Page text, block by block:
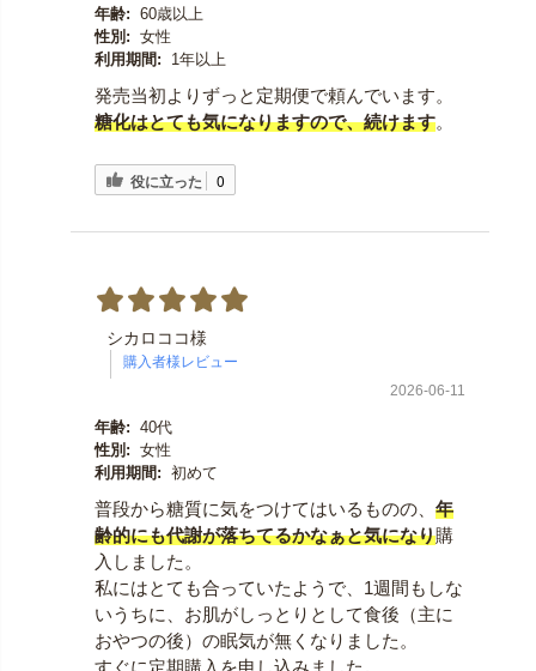
年齢: 60歳以上
性別: 女性
利用期間:
1年以上
発売当初よりずっと定期便で頼んでいます。
糖化はとても気になりますので、続けます。
役に立った 0
シカロココ様
2026-06-11
年齢: 40代
性別: 女性
利用期間: 初めて
普段から糖質に気をつけてはいるものの、 年
齢的にも代謝が落ちてるかなぁと気になり購
入しました。
私にはとても合っていたようで、1週間もしな
いうちに、お肌がしっとりとして食後（主に
おやつの後）の眠気が無くなりました。
すぐに定期購入を申し込みました。